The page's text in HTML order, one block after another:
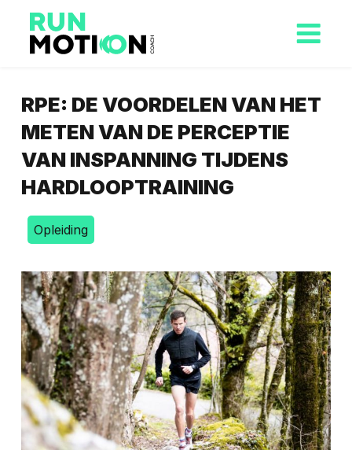
RPE: DE VOORDELEN VAN HET
METEN VAN DE PERCEPTIE
VAN INSPANNING TIJDENS
HARDLOOPTRAINING
Opleiding